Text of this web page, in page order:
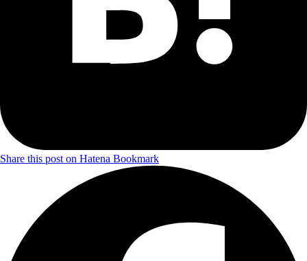
Share this post on Hatena Bookmark